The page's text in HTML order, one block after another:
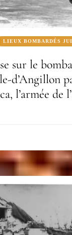
LIEUX BOMBARDÉS
sur le
d’Angillon
l’armée de